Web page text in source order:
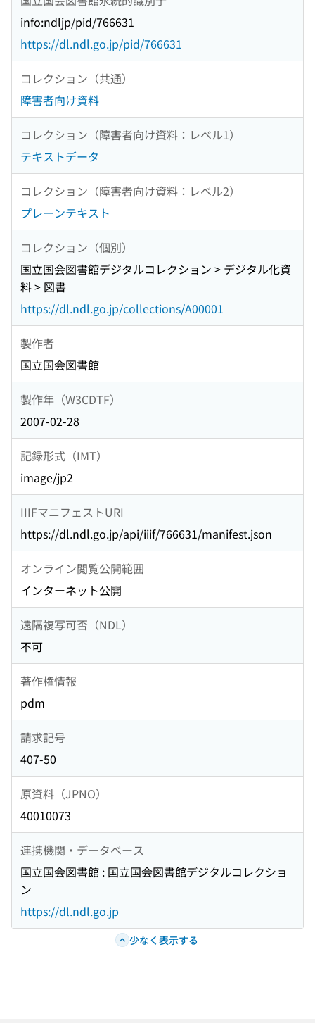
info:ndljp/pid/766631
https://dl.ndl.go.jp/pid/766631
コレクション（共通）
障害者向け資料
コレクション（障害者向け資料：レベル1）
テキストデータ
コレクション（障害者向け資料：レベル2）
プレーンテキスト
コレクション（個別）
国立国会図書館デジタルコレクション > デジタル化資
料 > 図書
https://dl.ndl.go.jp/collections/A00001
製作者
国立国会図書館
製作年（W3CDTF）
2007-02-28
記録形式（IMT）
image/jp2
IIIFマニフェストURI
https://dl.ndl.go.jp/api/iiif/766631/manifest.json
オンライン閲覧公開範囲
インターネット公開
遠隔複写可否（NDL）
不可
著作権情報
pdm
請求記号
407-50
原資料（JPNO）
40010073
連携機関・データベース
国立国会図書館 : 国立国会図書館デジタルコレクショ
ン
https://dl.ndl.go.jp
少なく表示する